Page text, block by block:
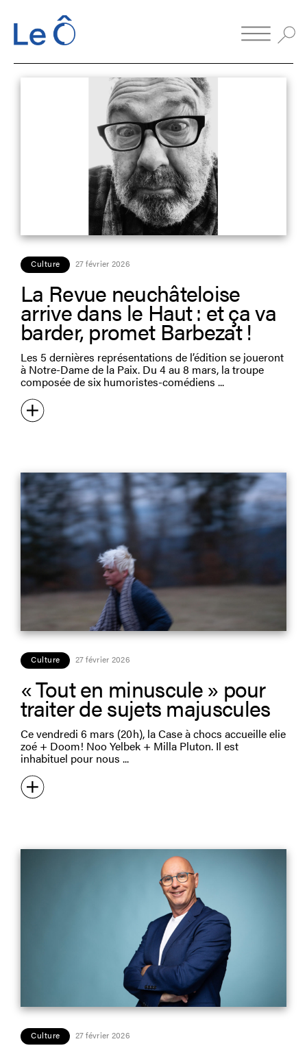
Culture 27 février 2026
La Revue neuchâteloise
arrive dans le Haut : et ça va
barder, promet Barbezat !
Les 5 dernières représentations de l’édition se joueront
à Notre-Dame de la Paix. Du 4 au 8 mars, la troupe
composée de six humoristes-comédiens
Culture 27 février 2026
« Tout en minuscule » pour
traiter de sujets majuscules
Ce vendredi 6 mars (20 h), la Case à chocs accueille elie
zoé + Doom! Noo Yelbek + Milla Pluton. Il est
inhabituel pour nous
Culture 27 février 2026